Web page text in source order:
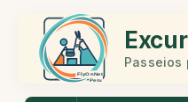
Passeios